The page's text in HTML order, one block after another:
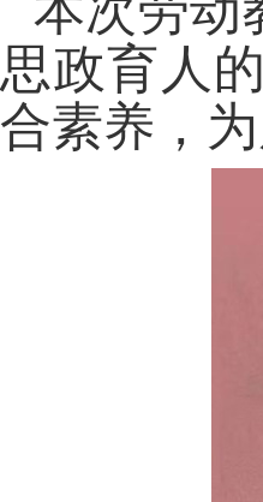
本次劳动
思政育人
合素养，